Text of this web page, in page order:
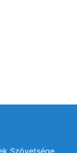
Szövetsége